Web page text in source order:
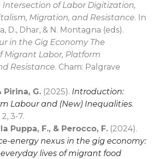
Intersection of Labor Digitization,
Migration, and Resistance. In
D., Dhar, & N. Montagna (eds).
in the Gig Economy The
Migrant Labor, Platform
Resistance. Cham: Palgrave
Pirina, G. (2025). Introduction:
Labour and (New) Inequalities.
2, 3-7.
Puppa, F., & Perocco, F. (2024).
energy nexus in the gig economy:
lives of migrant food